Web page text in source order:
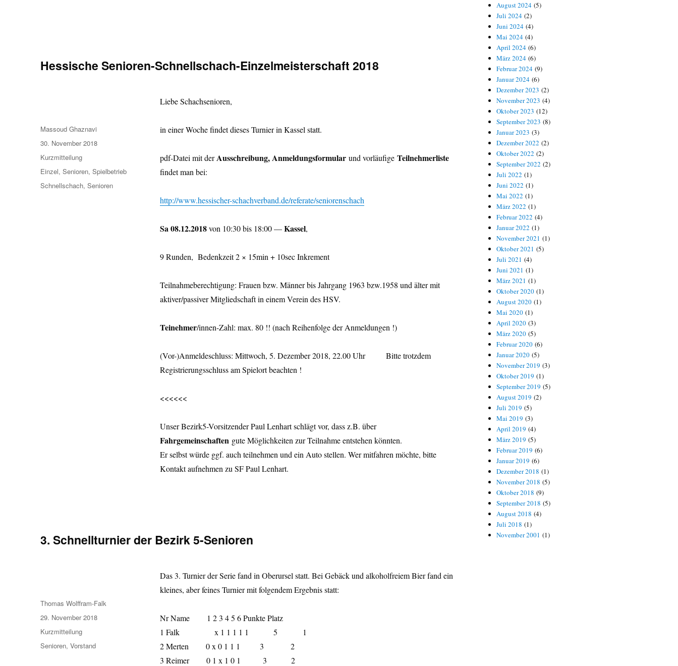
Hessische Senioren-Schnellschach-Einzelmeisterschaft 2018
Liebe Schachsenioren,
in einer Woche findet dieses Turnier in Kassel statt.
pdf-Datei mit derAusschreibung, Anmeldungsformular und vorläufige Teilnehmerliste
findet man bei:
http://www.hessischer-schachverband.de/referate/seniorenschach
Sa 08.12.2018von 10:30 bis 18:00 —Kassel,
9 Runden, Bedenkzeit 2 × 15min + 10sec Inkrement
Teilnahmeberechtigung: Frauen bzw. Männer bis Jahrgang 1963 bzw.1958 und älter mit
aktiver/passiver Mitgliedschaft in einem Verein des HSV.
Teinehmer/innen-Zahl: max. 80 !! (nach Reihenfolge der Anmeldungen !)
(Vor-)Anmeldeschluss: Mittwoch, 5. Dezember 2018, 22.00 Uhr Bitte trotzdem
Registrierungsschluss am Spielort beachten !
<<<<<<
Unser Bezirk5-Vorsitzender Paul Lenhart schlägt vor, dass z.B. über
Fahrgemeinschaften gute Möglichkeiten zur Teilnahme entstehen könnten.
Er selbst würde ggf. auch teilnehmen und ein Auto stellen. Wer mitfahren möchte, bitte
Kontakt aufnehmen zu SF Paul Lenhart.
Autor
Massoud Ghaznavi
Veröffentlicht
am
30. November 2018
Format
Kurzmitteilung
Kategorien
Einzel,Senioren,Spielbetrieb
Schlagwörter
Schnellschach,Senioren
3. Schnellturnier der Bezirk 5-Senioren
Das 3. Turnier der Serie fand in Oberursel statt. Bei Gebäck und alkoholfreiem Bier fand ein
kleines, aber feines Turnier mit folgendem Ergebnis statt:
Nr Name 1 2 3 4 5 6 Punkte Platz
1 Falk x 1 1 1 1 1 5 1
2 Merten 0 x 0 1 1 1 3 2
3 Reimer 0 1 x 1 0 1 3 2
Autor
Thomas Wolffram-Falk
Veröffentlicht
am
29. November 2018
Format
Kurzmitteilung
Kategorien
Senioren,Vorstand
August 2024 (5)
Juli 2024 (2)
Juni 2024 (4)
Mai 2024 (4)
April 2024 (6)
März 2024 (6)
Februar 2024 (9)
Januar 2024 (6)
Dezember 2023 (2)
November 2023 (4)
Oktober 2023 (12)
September 2023 (8)
Januar 2023 (3)
Dezember 2022 (2)
Oktober 2022 (2)
September 2022 (2)
Juli 2022 (1)
Juni 2022 (1)
Mai 2022 (1)
März 2022 (1)
Februar 2022 (4)
Januar 2022 (1)
November 2021 (1)
Oktober 2021 (5)
Juli 2021 (4)
Juni 2021 (1)
März 2021 (1)
Oktober 2020 (1)
August 2020 (1)
Mai 2020 (1)
April 2020 (3)
März 2020 (5)
Februar 2020 (6)
Januar 2020 (5)
November 2019 (3)
Oktober 2019 (1)
September 2019 (5)
August 2019 (2)
Juli 2019 (5)
Mai 2019 (3)
April 2019 (4)
März 2019 (5)
Februar 2019 (6)
Januar 2019 (6)
Dezember 2018 (1)
November 2018 (5)
Oktober 2018 (9)
September 2018 (5)
August 2018 (4)
Juli 2018 (1)
November 2001 (1)